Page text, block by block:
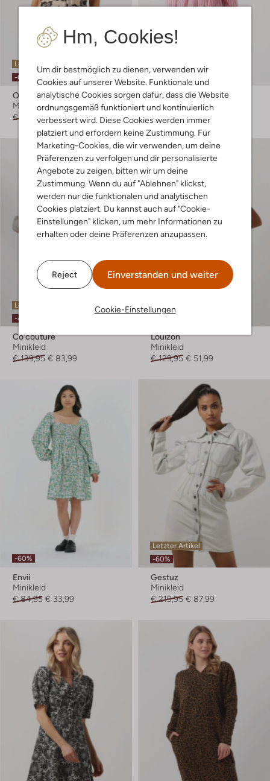
Hm, Cookies!
Um dir bestmöglich zu dienen, verwenden wir
Cookies auf unserer Website. Funktionale und
analytische Cookies sorgen dafür, dass die Website
ordnungsgemäß funktioniert und kontinuierlich
verbessert wird. Diese Cookies werden immer
platziert und erfordern keine Zustimmung. Für
Marketing-Cookies, die wir verwenden, um deine
Präferenzen zu verfolgen und dir personalisierte
Angebote zu zeigen, bitten wir um deine
Zustimmung. Wenn du auf "Ablehnen" klickst,
werden nur die funktionalen und analytischen
Cookies platziert. Du kannst auch auf "Cookie-
Einstellungen" klicken, um mehr Informationen zu
erhalten oder deine Präferenzen anzupassen.
Reject Einverstanden und weiter
Cookie-Einstellungen
Letzter Artikel
-60%
Object
Minikleid
€ 59,99 € 23,99
Fabienne Chapot
Minikleid
€ 139,99 € 55,99
Letzte Größen
-40%
Co'couture
Minikleid
€ 139,95 € 83,99
Louizon
Minikleid
€ 129,95 € 51,99
-60%
Envii
Minikleid
€ 84,95 € 33,99
Letzter Artikel
-60%
Gestuz
Minikleid
€ 219,95 € 87,99